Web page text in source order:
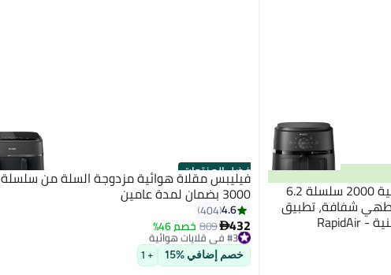
فيليبس قلاية فيليبس الهوائية 2000 سلسلة 6.2
طهي شفافة، تطبيق
HomeID، مقرمشة لذيذة بتقنية RapidAir -
أفضل المنتجات
فيليبس مقلاة هوائية مزدوجة السلة من سلسلة
3000 بضمان لمدة عامين
4.6
404
432
809خصم 46% #3 في قلايات هوائية
باقي 9 وحدات في المخزون
#3 في قلايات هوائية
خصم إضافي %15 + 1